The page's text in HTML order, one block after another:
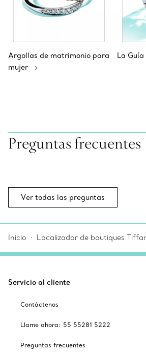
Argollas de matrimonio para
mujer
La
Preguntas frecuentes
Ver todas las preguntas
Inicio Localizador de boutiques
Servicio al cliente
Contáctenos
Llame ahora: 55 55281 5222
Preguntas frecuentes